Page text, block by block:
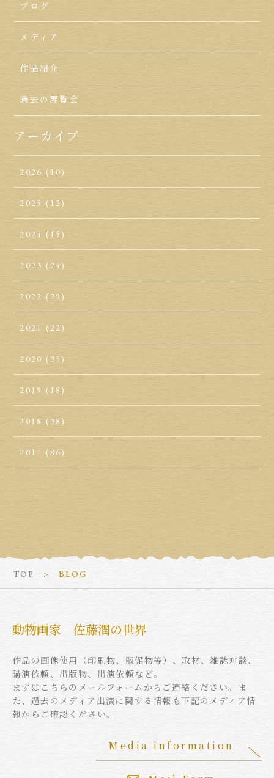
ブログ
メディア
作品紹介
過去の展覧会
アーカイブ
2026 (10)
2025 (12)
2024 (15)
2023 (24)
2022 (29)
2021 (22)
2020 (35)
2019 (18)
2018 (38)
2017 (86)
TOP BLOG
動物画家 佐藤潤の世界
作品の画像使用（印刷物、販促物等）、取材、雑誌対談、
講演依頼、出版物、出演依頼など。
まずはこちらのメールフォームからご連絡ください。ま
た、過去のメディア出演に関する情報も下記のメディア情
報からご確認ください。
Media information